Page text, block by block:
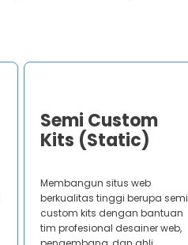
Semi Custom
Kits (Static)
Membangun situs web
berkualitas tinggi berupa semi
custom kits dengan bantuan
tim profesional desainer web,